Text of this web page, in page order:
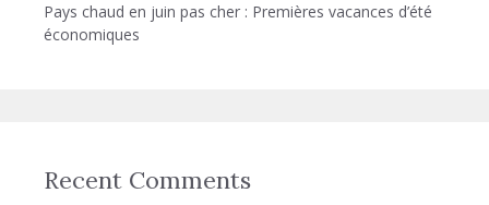
Pays chaud en juin pas cher : Premières vacances d’été
économiques
Recent Comments